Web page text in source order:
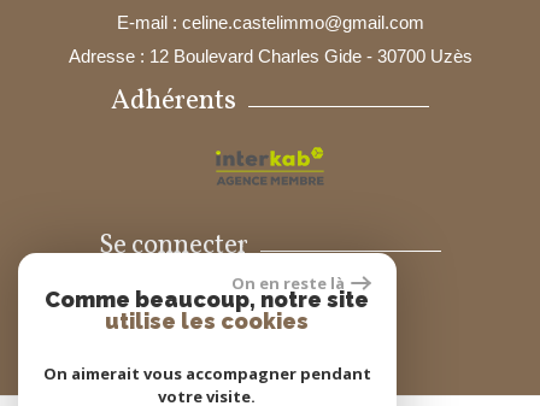
E-mail : celine.castelimmo@gmail.com
Adresse : 12 Boulevard Charles Gide - 30700 Uzès
Adhérents
Se connecter
Espace propriétaires
On en reste là
Comme beaucoup, notre site
utilise les cookies
On aimerait vous accompagner pendant
votre visite.